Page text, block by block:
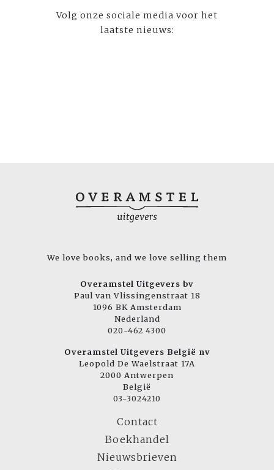
Volg onze sociale media voor het
laatste nieuws:
We love books, and we love selling them
Overamstel Uitgevers bv
Paul van Vlissingenstraat 18
1096 BK Amsterdam
Nederland
020-462 4300
Overamstel Uitgevers België nv
Leopold De Waelstraat 17A
2000 Antwerpen
België
03-3024210
Contact
Boekhandel
Nieuwsbrieven